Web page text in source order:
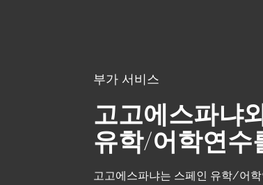
부가 서비스
고고에스파냐
유학/어학연수
고고에스파냐는 스페인 유학/어